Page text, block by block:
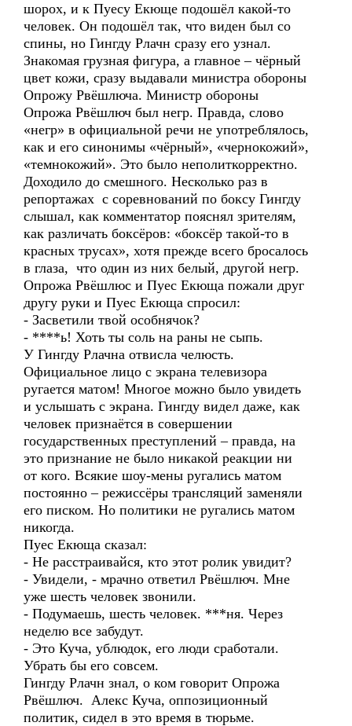
шорох, и к Пуесу Екюще подошёл какой-то
человек. Он подошёл так, что виден был со
спины, но Гингду Рлачн сразу его узнал.
Знакомая грузная фигура, а главное – чёрный
цвет кожи, сразу выдавали министра обороны
Опрожу Рвёшлюча. Министр обороны
Опрожа Рвёшлюч был негр. Правда, слово
«негр» в официальной речи не употреблялось,
как и его синонимы «чёрный», «чернокожий»,
«темнокожий». Это было неполиткорректно.
Доходило до смешного. Несколько раз в
репортажах с соревнований по боксу Гингду
слышал, как комментатор пояснял зрителям,
как различать боксёров: «боксёр такой-то в
красных трусах», хотя прежде всего бросалось
в глаза, что один из них белый, другой негр.
Опрожа Рвёшлюс и Пуес Екюща пожали друг
другу руки и Пуес Екюща спросил:
- Засветили твой особнячок?
- ****ь! Хоть ты соль на раны не сыпь.
У Гингду Рлачна отвисла челюсть.
Официальное лицо с экрана телевизора
ругается матом! Многое можно было увидеть
и услышать с экрана. Гингду видел даже, как
человек признаётся в совершении
государственных преступлений – правда, на
это признание не было никакой реакции ни
от кого. Всякие шоу-мены ругались матом
постоянно – режиссёры трансляций заменяли
его писком. Но политики не ругались матом
никогда.
Пуес Екюща сказал:
- Не расстраивайся, кто этот ролик увидит?
- Увидели, - мрачно ответил Рвёшлюч. Мне
уже шесть человек звонили.
- Подумаешь, шесть человек. ***ня. Через
неделю все забудут.
- Это Куча, ублюдок, его люди сработали.
Убрать бы его совсем.
Гингду Рлачн знал, о ком говорит Опрожа
Рвёшлюч. Алекс Куча, оппозиционный
политик, сидел в это время в тюрьме.